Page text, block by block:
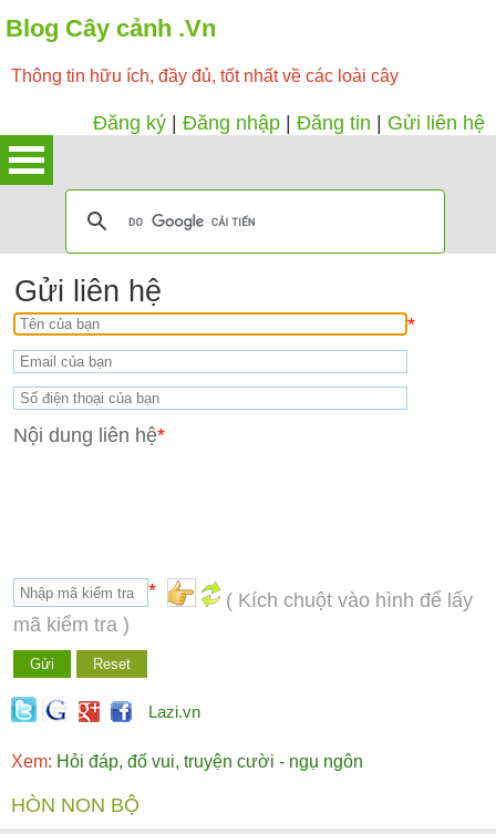
Blog Cây cảnh .Vn
Thông tin hữu ích, đầy đủ, tốt nhất về các loài cây
Đăng ký Đăng nhập Đăng tin Gửi liên hệ
Gửi liên hệ
*
Nội dung liên hệ*
*
( Kích chuột vào hình để lấy
mã kiểm tra )
Lazi.vn
Xem: Hỏi đáp, đố vui, truyện cười - ngụ ngôn
HÒN NON BỘ